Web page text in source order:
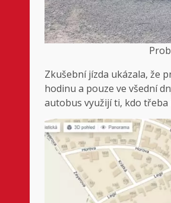
Zkušební jízda ukázala, že
hodinu a pouze ve všední
autobus využijí ti, kdo třeba